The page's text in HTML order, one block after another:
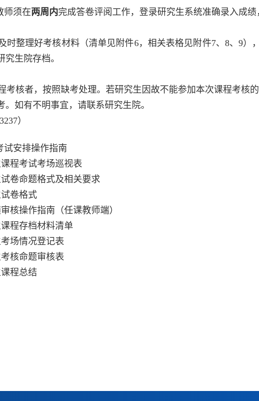
师须在两周内 完成答卷评阅工作，登录研究生系统准确录入成绩
时整理好考核材料（清单见附件6，相关表格见附件7、 8、9）
生院存档。
考核者，按照缺考处理。若研究生因故不能参加本次课程考核
如有不明事宜，请联系研究生院。
3237）
试安排操作指南
程考试考场巡视表
卷命题格式及相关要求
卷格式
核操作指南（任课教师端）
程存档材料清单
场情况登记表
核命题审核表
程总结